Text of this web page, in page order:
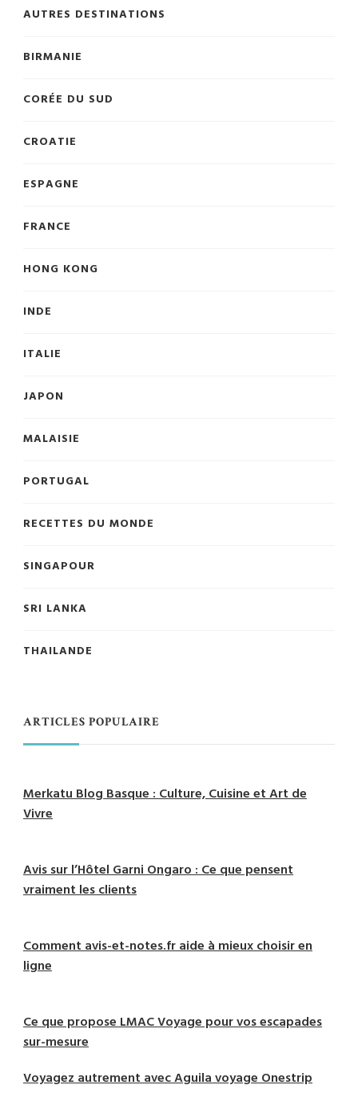
AUTRES DESTINATIONS
BIRMANIE
CORÉE DU SUD
CROATIE
ESPAGNE
FRANCE
HONG KONG
INDE
ITALIE
JAPON
MALAISIE
PORTUGAL
RECETTES DU MONDE
SINGAPOUR
SRI LANKA
THAILANDE
ARTICLES POPULAIRE
Merkatu Blog Basque : Culture, Cuisine et Art de
Vivre
Avis sur l’Hôtel Garni Ongaro : Ce que pensent
vraiment les clients
Comment avis-et-notes.fr aide à mieux choisir en
ligne
Ce que propose LMAC Voyage pour vos escapades
sur-mesure
Voyagez autrement avec Aguila voyage Onestrip